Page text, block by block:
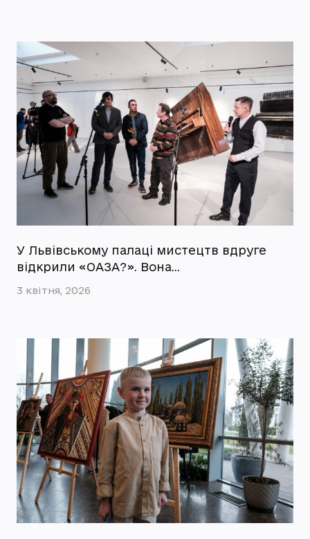
У Львівському палаці мистецтв вдруге
відкрили «ОАЗА?». Вона…
3 квітня, 2026